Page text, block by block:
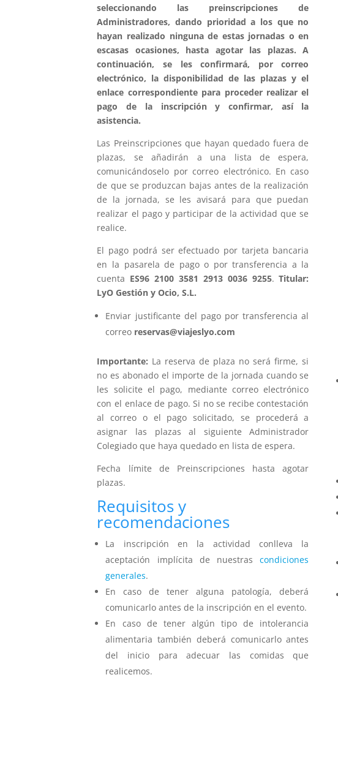
seleccionando las preinscripciones de
Administradores, dando prioridad a los que no
hayan realizado ninguna de estas jornadas o en
escasas ocasiones, hasta agotar las plazas. A
continuación, se les confirmará, por correo
electrónico, la disponibilidad de las plazas y el
enlace correspondiente para proceder realizar el
pago de la inscripción y confirmar, así la
asistencia.
Las Preinscripciones que hayan quedado fuera de
plazas, se añadirán a una lista de espera,
comunicándoselo por correo electrónico. En caso
de que se produzcan bajas antes de la realización
de la jornada, se les avisará para que puedan
realizar el pago y participar de la actividad que se
realice.
El pago podrá ser efectuado por tarjeta bancaria
en la pasarela de pago o por transferencia a la
cuenta ES96 2100 3581 2913 0036 9255.Titular:
LyO Gestión y Ocio, S.L.
Enviar justificante del pago por transferencia al
correo reservas@viajeslyo.com
Importante: La reserva de plaza no será firme, si
no es abonado el importe de la jornada cuando se
les solicite el pago, mediante correo electrónico
con el enlace de pago. Si no se recibe contestación
al correo o el pago solicitado, se procederá a
asignar las plazas al siguiente Administrador
Colegiado que haya quedado en lista de espera.
Fecha límite de Preinscripciones hasta agotar
plazas.
Requisitos y
recomendaciones
La inscripción en la actividad conlleva la
aceptación implícita de nuestrascondiciones
generales.
En caso de tener alguna patología, deberá
comunicarlo antes de la inscripción en el evento.
En caso de tener algún tipo de intolerancia
alimentaria también deberá comunicarlo antes
del inicio para adecuar las comidas que
realicemos.